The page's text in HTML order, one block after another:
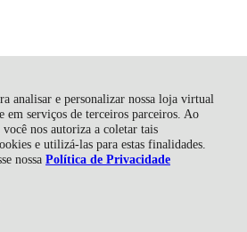
analisar e personalizar nossa loja virtual
em serviços de terceiros parceiros. Ao
nos autoriza a coletar tais
e utilizá-las para estas finalidades.
nossa Política de Privacidade
e Ferramentas Ltda, Rodovia SC 370
Bonito - 88750-000 - Braço do Norte